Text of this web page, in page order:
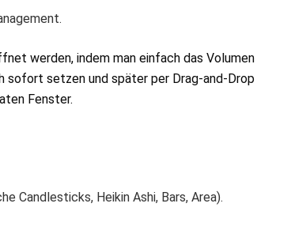
werden, indem man einfach das Volumen
setzen und später per Drag-and-Drop
Fenster.
Candlesticks, Heikin Ashi, Bars, Area).